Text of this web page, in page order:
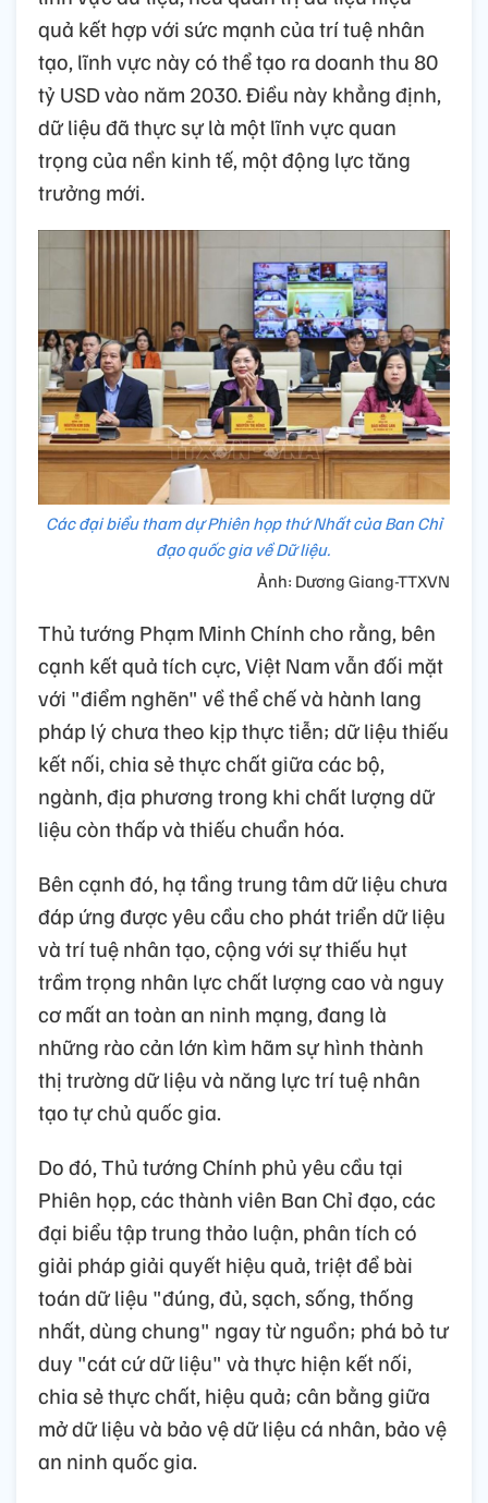
quả kết hợp với sức mạnh của trí tuệ nhân
tạo, lĩnh vực này có thể tạo ra doanh thu 80
tỷ USD vào năm 2030. Điều này khẳng định,
dữ liệu đã thực sự là một lĩnh vực quan
trọng của nền kinh tế, một động lực tăng
trưởng mới.
Các đại biểu tham dự Phiên họp thứ Nhất của Ban Chỉ
đạo quốc gia về Dữ liệu.
Ảnh: Dương Giang-TTXVN
Thủ tướng Phạm Minh Chính cho rằng, bên
cạnh kết quả tích cực, Việt Nam vẫn đối mặt
với "điểm nghẽn" về thể chế và hành lang
pháp lý chưa theo kịp thực tiễn; dữ liệu thiếu
kết nối, chia sẻ thực chất giữa các bộ,
ngành, địa phương trong khi chất lượng dữ
liệu còn thấp và thiếu chuẩn hóa.
Bên cạnh đó, hạ tầng trung tâm dữ liệu chưa
đáp ứng được yêu cầu cho phát triển dữ liệu
và trí tuệ nhân tạo, cộng với sự thiếu hụt
trầm trọng nhân lực chất lượng cao và nguy
cơ mất an toàn an ninh mạng, đang là
những rào cản lớn kìm hãm sự hình thành
thị trường dữ liệu và năng lực trí tuệ nhân
tạo tự chủ quốc gia.
Do đó, Thủ tướng Chính phủ yêu cầu tại
Phiên họp, các thành viên Ban Chỉ đạo, các
đại biểu tập trung thảo luận, phân tích có
giải pháp giải quyết hiệu quả, triệt để bài
toán dữ liệu "đúng, đủ, sạch, sống, thống
nhất, dùng chung" ngay từ nguồn; phá bỏ tư
duy "cát cứ dữ liệu" và thực hiện kết nối,
chia sẻ thực chất, hiệu quả; cân bằng giữa
mở dữ liệu và bảo vệ dữ liệu cá nhân, bảo vệ
an ninh quốc gia.